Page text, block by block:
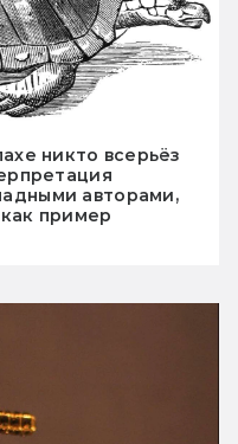
никто всерьёз
авторами,
пример